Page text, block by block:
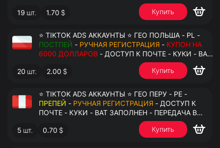
19 шт. 1.70 $ Купить
⭐ TIKTOK ADS АККАУНТЫ ⭐ ГЕО ПОЛЬША - PL -
ПОСТПЕЙ - РУЧНАЯ РЕГИСТРАЦИЯ - КУПОН НА
6000 ДОЛЛАРОВ - ДОСТУП К ПОЧТЕ - КУКИ - ВАТ
ЗАПОЛНЕН - ПЕРЕДАЧА В АНТИДЕТЕКТ
20 шт. 2.00 $ Купить
⭐ TIKTOK ADS АККАУНТЫ ⭐ ГЕО ПЕРУ - PE -
ПРЕПЕЙ - РУЧНАЯ РЕГИСТРАЦИЯ - ДОСТУП К
ПОЧТЕ - КУКИ - ВАТ ЗАПОЛНЕН - ПЕРЕДАЧА В
5 шт. 0.70 $ Купить